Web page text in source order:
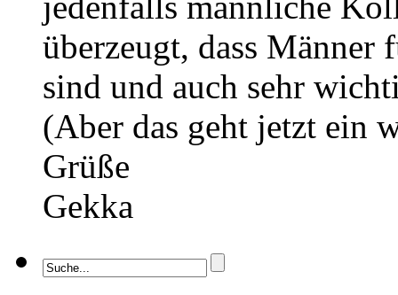
überzeugt, dass Männer
sind und auch sehr
(Aber das geht jetzt ein
Grüße
Gekka